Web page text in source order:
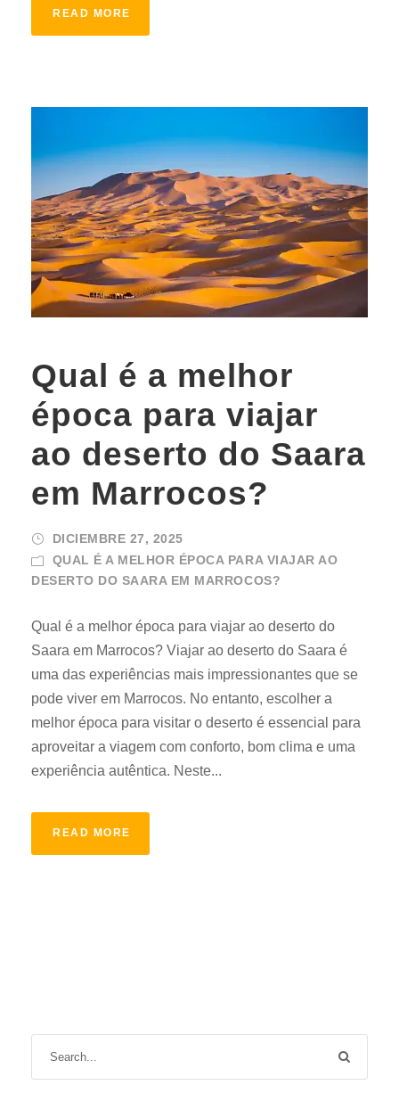
READ MORE
Qual é a melhor
época para viajar
ao deserto do Saara
em Marrocos?
DICIEMBRE 27, 2025
QUAL É A MELHOR ÉPOCA PARA VIAJAR AO
DESERTO DO SAARA EM MARROCOS?
Qual é a melhor época para viajar ao deserto do
Saara em Marrocos? Viajar ao deserto do Saara é
uma das experiências mais impressionantes que se
pode viver em Marrocos. No entanto, escolher a
melhor época para visitar o deserto é essencial para
aproveitar a viagem com conforto, bom clima e uma
experiência autêntica. Neste...
READ MORE